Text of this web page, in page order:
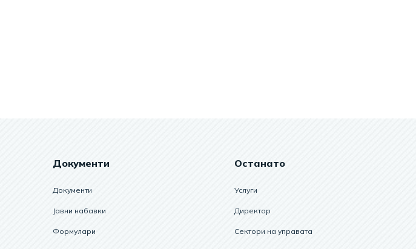
Документи
Документи
Јавни набавки
Формулари
Останато
Услуги
Директор
Сектори на управата